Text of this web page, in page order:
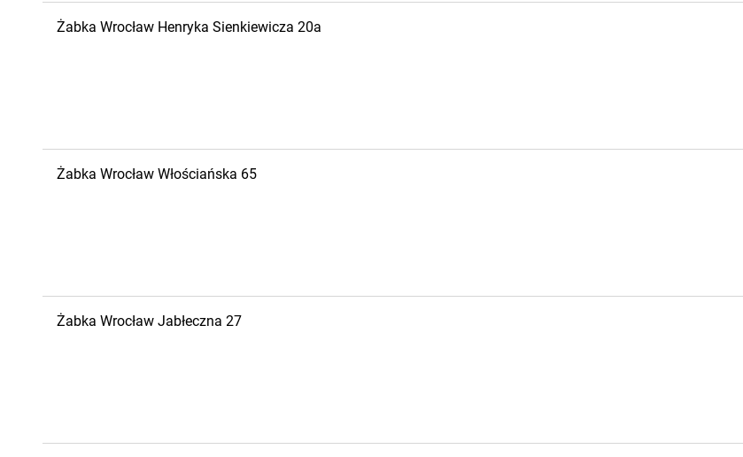
Żabka Wrocław Henryka Sienkiewicza 20a
Żabka Wrocław Włościańska 65
Żabka Wrocław Jabłeczna 27